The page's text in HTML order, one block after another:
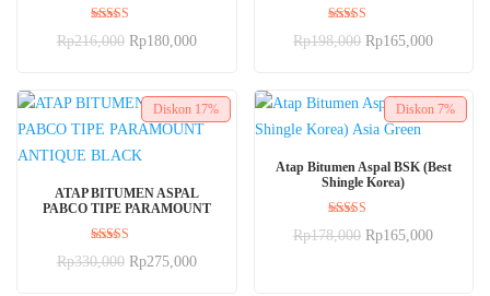
Dinilai
5.00
Rp216,000 Rp180,000
Dinilai
5.00
Rp198,000 Rp165,000
Diskon 17%
ATAP BITUMEN ASPAL
PABCO TIPE PARAMOUNT
Dinilai
5.00
Rp330,000 Rp275,000
Diskon 7%
Atap Bitumen Aspal BSK (Best
Shingle Korea)
Dinilai
5.00
Rp178,000 Rp165,000